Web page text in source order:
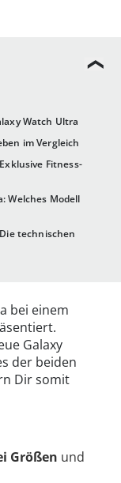
Watch Ultra
im Vergleich
Fitness-
Welches Modell
technischen
bei einem
Galaxy
der beiden
Dir somit
Größen und